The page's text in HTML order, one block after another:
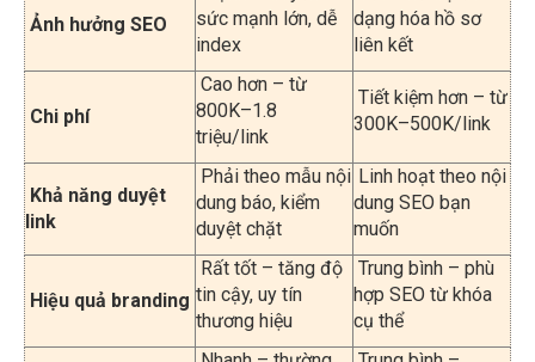
Cao hơn – từ
800K–1.8
triệu/link
Tiết kiệm hơn – từ
300K–500K/link
Khả năng duyệt
Phải theo mẫu nội
dung báo, kiểm
duyệt chặt
Linh hoạt theo nội
dung SEO bạn
muốn
Hiệu quả branding
Rất tốt – tăng độ
tin cậy, uy tín
thương hiệu
Trung bình – phù
hợp SEO từ khóa
cụ thể
Tốc độ index
Nhanh – thường
trong 1–3 ngày
Trung bình –
khoảng 2–7 ngày
Website cần xây
Website mới SEO,